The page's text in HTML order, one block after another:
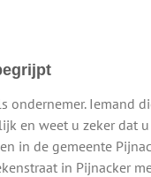
ondernemer. Iemand
en weet u zeker dat
in de gemeente
in Pijnacker